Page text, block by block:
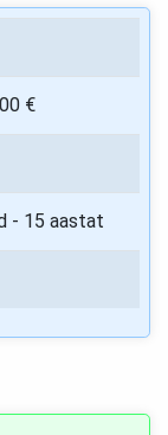
€
- 15 aastat